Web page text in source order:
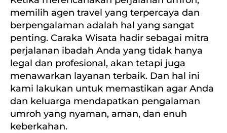
memilih agen travel yang terpercaya dan
berpengalaman adalah hal yang sangat
penting. Caraka Wisata hadir sebagai mitra
perjalanan ibadah Anda yang tidak hanya
legal dan profesional, akan tetapi juga
menawarkan layanan terbaik. Dan hal ini
kami lakukan untuk memastikan agar Anda
dan keluarga mendapatkan pengalaman
umroh yang nyaman, aman, dan enuh
keberkahan.